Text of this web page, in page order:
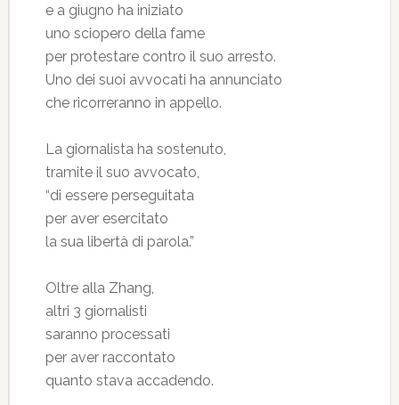
e a giugno ha iniziato
uno sciopero della fame
per protestare contro il suo arresto.
Uno dei suoi avvocati ha annunciato
che ricorreranno in appello.
La giornalista ha sostenuto,
tramite il suo avvocato,
“di essere perseguitata
per aver esercitato
la sua libertà di parola.”
Oltre alla Zhang,
altri 3 giornalisti
saranno processati
per aver raccontato
quanto stava accadendo.